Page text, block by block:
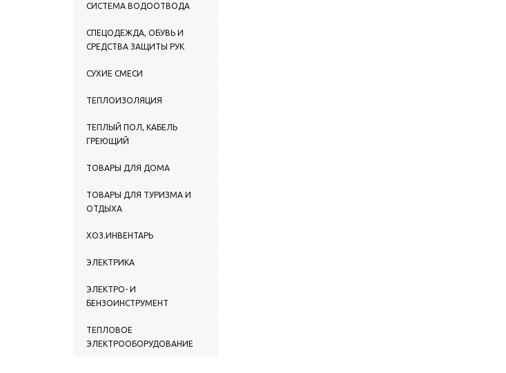
СИСТЕМА ВОДООТВОДА
СПЕЦОДЕЖДА, ОБУВЬ И
СРЕДСТВА ЗАЩИТЫ РУК
СУХИЕ СМЕСИ
ТЕПЛОИЗОЛЯЦИЯ
ТЕПЛЫЙ ПОЛ, КАБЕЛЬ
ГРЕЮЩИЙ
ТОВАРЫ ДЛЯ ДОМА
ТОВАРЫ ДЛЯ ТУРИЗМА И
ОТДЫХА
ХОЗ.ИНВЕНТАРЬ
ЭЛЕКТРИКА
ЭЛЕКТРО- И
БЕНЗОИНСТРУМЕНТ
ТЕПЛОВОЕ
ЭЛЕКТРООБОРУДОВАНИЕ